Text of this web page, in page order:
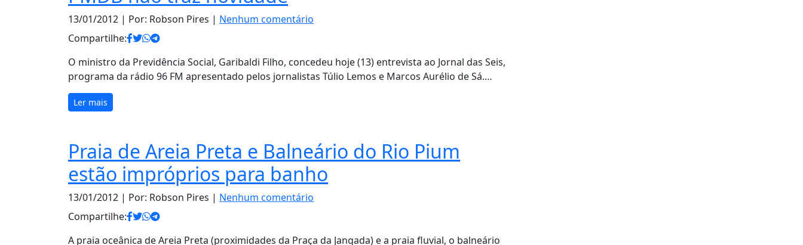
13/01/2012 | Por: Robson Pires | Nenhum comentário
Compartilhe:
O ministro da Previdência Social, Garibaldi Filho, concedeu hoje (13) entrevista ao Jornal das Seis,
programa da rádio 96 FM apresentado pelos jornalistas Túlio Lemos e Marcos Aurélio de Sá.…
Ler mais
Praia de Areia Preta e Balneário do Rio Pium
estão impróprios para banho
13/01/2012 | Por: Robson Pires | Nenhum comentário
Compartilhe:
A praia oceânica de Areia Preta (proximidades da Praça da Jangada) e a praia fluvial, o balneário